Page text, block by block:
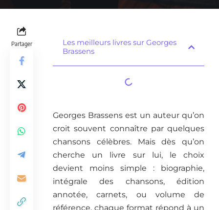
Partager
Les meilleurs livres sur Georges
Brassens
Georges Brassens est un auteur qu’on
croit souvent connaître par quelques
chansons célèbres. Mais dès qu’on
cherche un livre sur lui, le choix
devient moins simple : biographie,
intégrale des chansons, édition
annotée, carnets, ou volume de
référence, chaque format répond à un